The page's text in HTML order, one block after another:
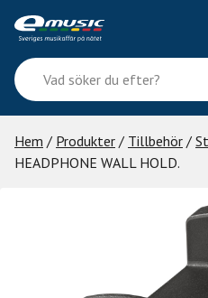
content
Vad
söker
du
efter?
Hem / Produkter / Tillbehör /
HEADPHONE WALL HOLD.